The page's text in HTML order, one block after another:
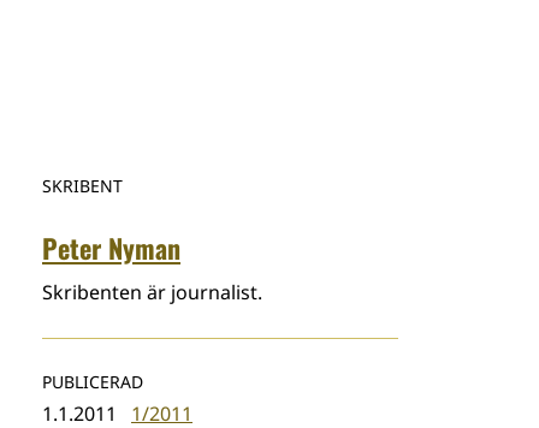
SKRIBENT
Peter Nyman
Skribenten är journalist.
PUBLICERAD
1.1.2011 1/2011